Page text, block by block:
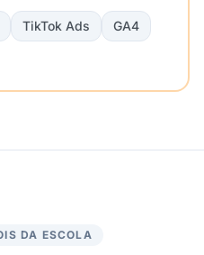
TikTok Ads
GA4
DA ESCOLA